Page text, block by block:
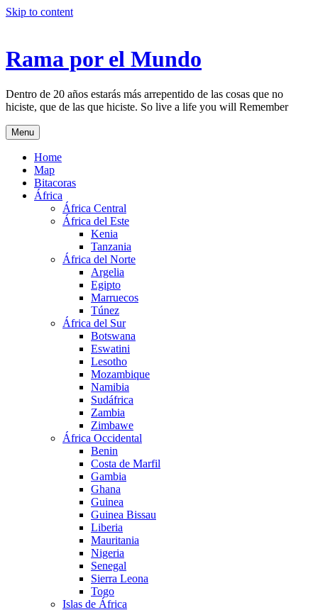
Skip to content
Rama por el Mundo
Dentro de 20 años estarás más arrepentido de las cosas que no
hiciste, que de las que hiciste. So live a life you will Remember
Menu
Home
Map
Bitacoras
África
África Central
África del Este
Kenia
Tanzania
África del Norte
Argelia
Egipto
Marruecos
Túnez
África del Sur
Botswana
Eswatini
Lesotho
Mozambique
Namibia
Sudáfrica
Zambia
Zimbawe
África Occidental
Benin
Costa de Marfil
Gambia
Ghana
Guinea
Guinea Bissau
Liberia
Mauritania
Nigeria
Senegal
Sierra Leona
Togo
Islas de África